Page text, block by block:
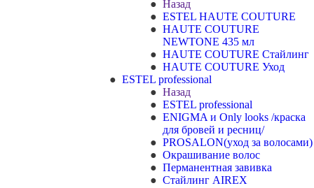
Назад
ESTEL HAUTE COUTURE
HAUTE COUTURE
NEWTONE 435 мл
HAUTE COUTURE Стайлинг
HAUTE COUTURE Уход
ESTEL professional
Назад
ESTEL professional
ENIGMA и Only looks /краска
для бровей и ресниц/
PROSALON(уход за волосами)
Окрашивание волос
Перманентная завивка
Стайлинг AIREX